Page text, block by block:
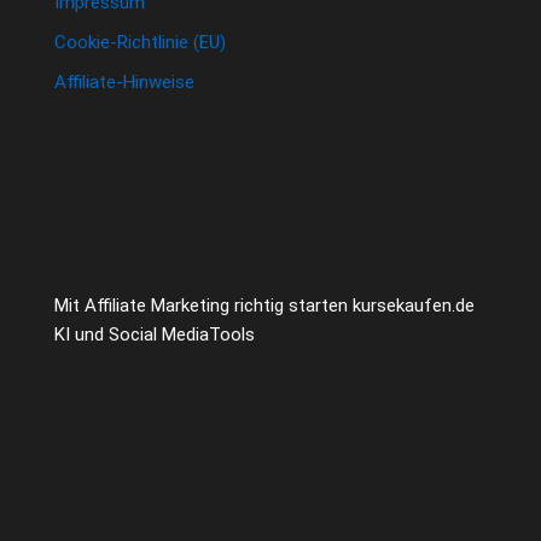
Cookie-Richtlinie (EU)
Affiliate-Hinweise
Mit Affiliate Marketing richtig starten kursekaufen.de
KI und Social MediaTools